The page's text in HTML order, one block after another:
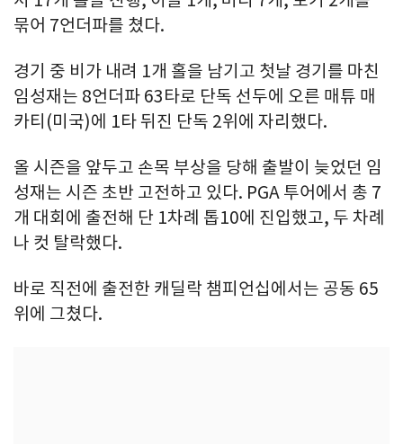
묶어 7언더파를 쳤다.
경기 중 비가 내려 1개 홀을 남기고 첫날 경기를 마친
임성재는 8언더파 63타로 단독 선두에 오른 매튜 매
카티(미국)에 1타 뒤진 단독 2위에 자리했다.
올 시즌을 앞두고 손목 부상을 당해 출발이 늦었던 임
성재는 시즌 초반 고전하고 있다. PGA 투어에서 총 7
개 대회에 출전해 단 1차례 톱10에 진입했고, 두 차례
나 컷 탈락했다.
바로 직전에 출전한 캐딜락 챔피언십에서는 공동 65
위에 그쳤다.